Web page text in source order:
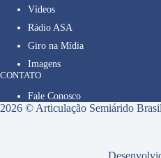
Vídeos
Rádio ASA
Giro na Mídia
Imagens
CONTATO
Fale Conosco
2026 © Articulação Semiárido